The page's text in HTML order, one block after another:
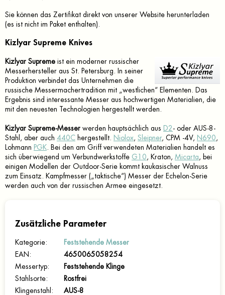
Sie können das Zertifikat direkt von unserer Website herunterladen
(es ist nicht im Paket enthalten).
Kizlyar Supreme Knives
Kizlyar Supreme ist ein moderner russischer
Messerhersteller aus St. Petersburg. In seiner
Produktion verbindet das Unternehmen die
russische Messermachertradition mit „westlichen“ Elementen. Das
Ergebnis sind interessante Messer aus hochwertigen Materialien, die
mit den neuesten Technologien hergestellt werden.
Kizlyar Supreme-Messer werden hauptsächlich aus D2 - oder AUS-8-
Stahl, aber auch 440C hergestellt. Niolox, Sleipner, CPM -4V, N690 ,
Lohmann PGK . Bei den am Griff verwendeten Materialien handelt es
sich überwiegend um Verbundwerkstoffe G10 , Kraton, Micarta , bei
einigen Modellen der Outdoor-Serie kommt kaukasischer Walnuss
zum Einsatz. Kampfmesser („taktische“) Messer der Echelon-Serie
werden auch von der russischen Armee eingesetzt.
Zusätzliche Parameter
Kategorie:
Feststehende Messer
EAN :
4650065058254
Messertyp:
Feststehende Klinge
Stahlsorte:
Rostfrei
Klingenstahl :
AUS-8